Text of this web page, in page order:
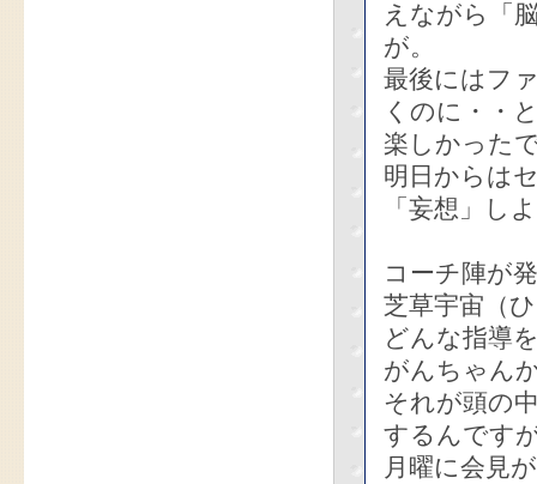
えながら「
が。
最後にはフ
くのに・・
楽しかった
明日からは
「妄想」し
コーチ陣が
芝草宇宙（
どんな指導
がんちゃん
それが頭の
するんです
月曜に会見